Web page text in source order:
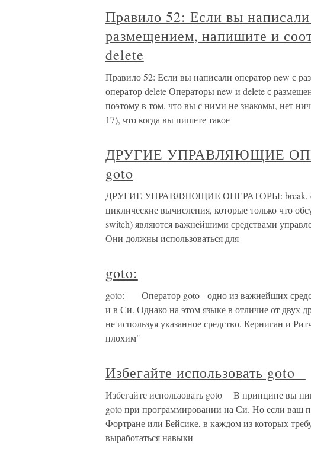
Правило 52: Если вы написали
размещением, напишите и
delete
Правило 52: Если вы написали оператор new с
оператор delete Операторы new и delete с
поэтому в том, что вы с ними не знакомы, нет
17), что когда вы пишете такое
ДРУГИЕ УПРАВЛЯЮЩИЕ
goto
ДРУГИЕ УПРАВЛЯЮЩИЕ ОПЕРАТОРЫ: break,
циклические вычисления, которые только что
switch) являются важнейшими средствами
Они должны использоваться для
goto:
goto: Оператор goto - одно из важнейших
и в Си. Однако на этом языке в отличие от двух
не используя указанное средство. Керниган и
плохим"
Избегайте использовать goto
Избегайте использовать goto В принципе вы
goto при программировании на Си. Но если ваш
Фортране или Бейсике, в каждом из которых
выработаться навыки